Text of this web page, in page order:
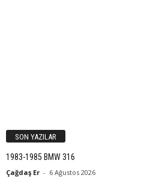
SON YAZILAR
1983-1985 BMW 316
Çağdaş Er - 6 Ağustos 2026